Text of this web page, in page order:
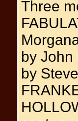
Three
by John
by